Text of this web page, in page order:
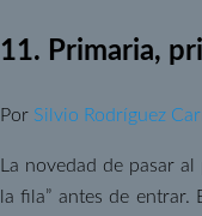
11. Primaria,
Por Silvio Rodríguez
La novedad de pasar
la fila” antes de